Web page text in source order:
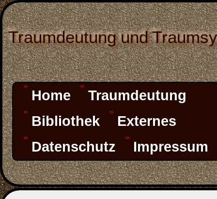
Traumdeutung und
Home
Traumdeutung
Bibliothek
Externes
Datenschutz
Impressum